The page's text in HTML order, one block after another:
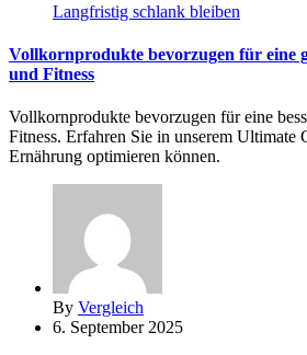
Langfristig schlank bleiben
Vollkornprodukte bevorzugen für eine
und Fitness
Vollkornprodukte bevorzugen für eine
Fitness. Erfahren Sie in unserem Ultimate
Ernährung optimieren können.
By Vergleich
6. September 2025